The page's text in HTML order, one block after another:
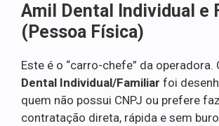
Amil Dental Individual e
(Pessoa Física)
Este é o “carro-chefe” da operadora.
Dental Individual/Familiar foi
quem não possui CNPJ ou prefere
contratação direta, rápida e sem